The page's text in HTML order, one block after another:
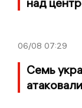
06/08 07:29
Семь